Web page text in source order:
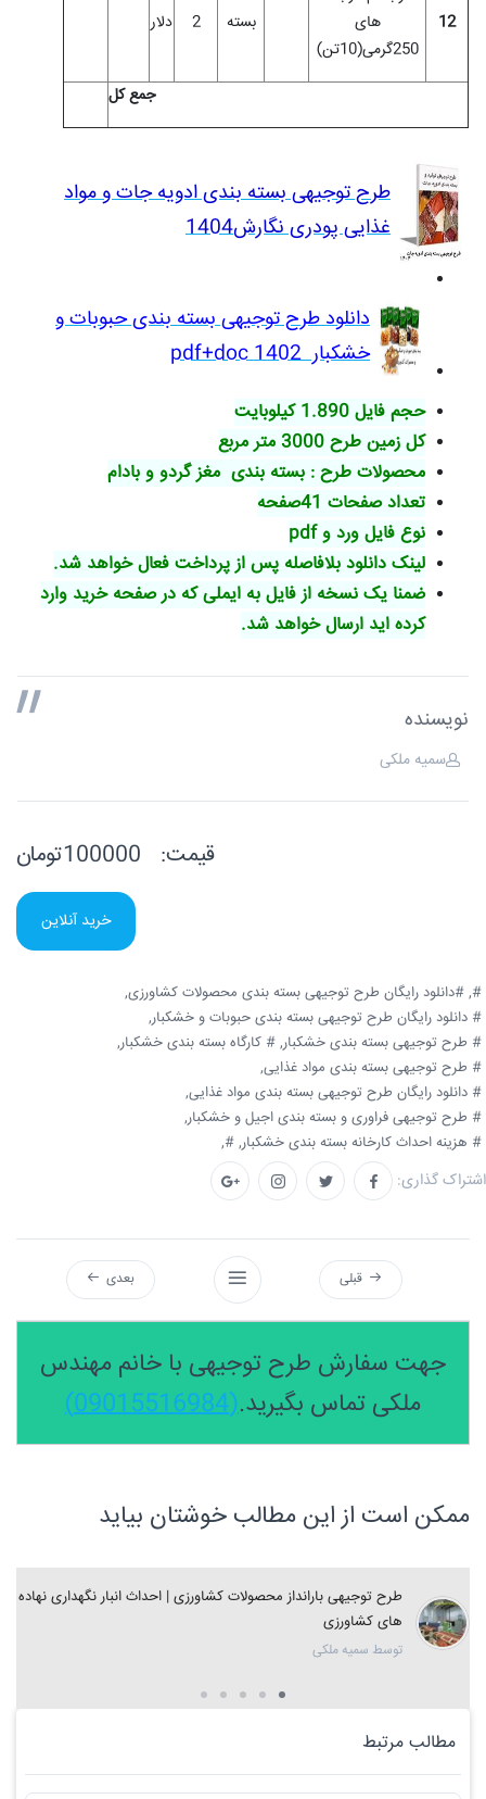
12
های
250گرمی(10تن)
بسته 2 دلار
جمع کل
طرح توجیهی بسته بندی ادویه جات و مواد
غذایی پودری نگارش1404
دانلود طرح توجیهی بسته بندی حبوبات و
خشکبار pdf+doc 1402
حجم فایل 1.890 کیلوبایت
کل زمین طرح 3000 متر مربع
محصولات طرح : بسته بندی مغز گردو و بادام
تعداد صفحات 41صفحه
نوع فایل ورد و pdf
لینک دانلود بلافاصله پس از پرداخت فعال خواهد شد.
ضمنا یک نسخه از فایل به ایملی که در صفحه خرید وارد
کرده اید ارسال خواهد شد.
نویسنده
سمیه ملکی
قیمت:
خرید آنلاین
#, #دانلود رایگان طرح توجیهی بسته بندی محصولات کشاورزی,
# دانلود رایگان طرح توجیهی بسته بندی حبوبات و خشکبار,
# طرح توجیهی بسته بندی خشکبار, # کارگاه بسته بندی خشکبار,
# طرح توجیهی بسته بندی مواد غذایی,
# دانلود رایگان طرح توجیهی بسته بندی مواد غذایی,
# طرح توجیهی فراوری و بسته بندی اجیل و خشکبار,
# هزینه احداث کارخانه بسته بندی خشکبار, #,
اشتراک گذاری:
قبلی بعدی
جهت سفارش طرح توجیهی با خانم مهندس
ملکی تماس بگیرید.(09015516984)
ممکن است از این مطالب خوشتان بیاید
طرح توجیهی بارانداز محصولات کشاورزی | احداث انبار نگهداری نهاده
های کشاورزی
توسط سمیه ملکی
مطالب مرتبط